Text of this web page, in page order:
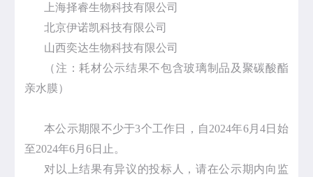
上海择睿生物科技有限公司
北京伊诺凯科技有限公司
山西奕达生物科技有限公司
（注：耗材公示结果不包含玻璃制品及聚碳酸酯
亲水膜）
本公示期限不少于3个工作日，自2024年6月4日始
至2024年6月6日止。
对以上结果有异议的投标人，请在公示期内向监